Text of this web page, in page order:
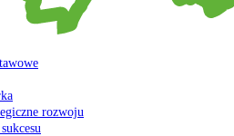
rozwoju